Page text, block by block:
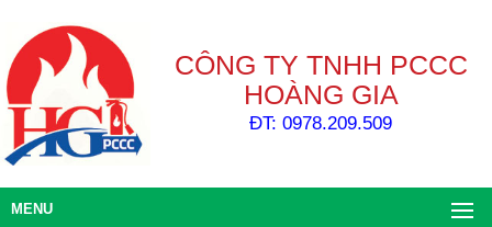
CÔNG TY TNHH PCCC
HOÀNG GIA
ĐT: 0978.209.509
MENU